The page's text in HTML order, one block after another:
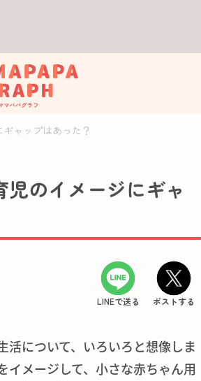
ャップはあった？
のイメージにギャ
LINEで送る ポストする
活について、いろいろと想像しま
イメージして、小さな赤ちゃん用